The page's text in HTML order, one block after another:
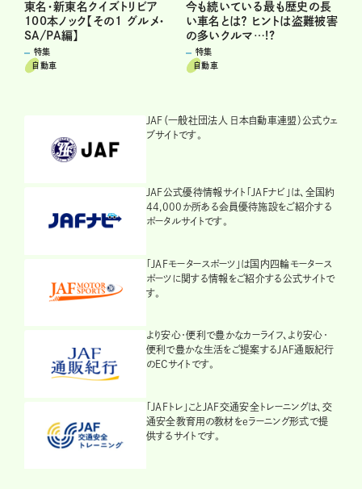
東名・新東名クイズトリビア
100本ノック【その1 グルメ・
SA/PA編】
特集
自動車
今も続いている最も歴史の長
い車名とは？ ヒントは盗難被害
の多いクルマ…!?
特集
自動車
JAF（一般社団法人 日本自動車連盟）公式ウェ
ブサイトです。
JAF公式優待情報サイト「JAFナビ」は、全国約
44,000か所ある会員優待施設をご紹介する
ポータルサイトです。
「JAFモータースポーツ」は国内四輪モータース
ポーツに関する情報をご紹介する公式サイトで
す。
より安心・便利で豊かなカーライフ、より安心・
便利で豊かな生活をご提案するJAF通販紀行
のECサイトです。
「JAFトレ」ことJAF交通安全トレーニングは、交
通安全教育用の教材をeラーニング形式で提
供するサイトです。